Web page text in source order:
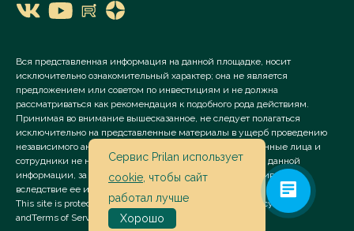
Вся представленная информация на данной площадке, носит
исключительно ознакомительный характер; она не является
предложением или советом по инвестициям и не должна
рассматриваться как рекомендация к подобного рода действиям.
Принимая во внимание вышесказанное, не следует полагаться
исключительно на представленные материалы в ущерб проведению
независимого анализа. Сервис «Prilan» его аффилированные лица и
сотрудники не несут ответственности за использование данной
информации, за прямой или косвенный ущерб, наступивший
вследствие ее использования.
This site is protected by reCAPTCHA and the Google
Privacy Policy
andTerms of Service apply.
Сервис Prilan использует
cookie , чтобы сайт
работал лучше
Хорошо